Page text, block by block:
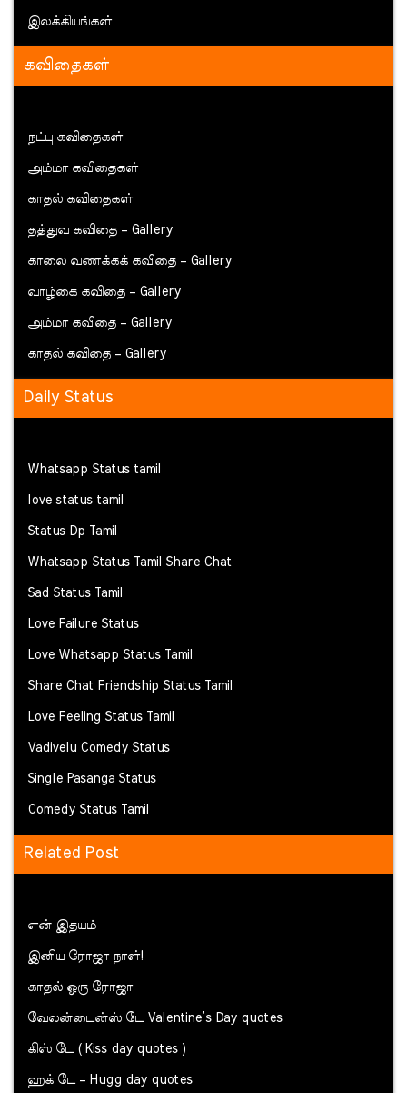
இலக்கியங்கள்
கவிதைகள்
நட்பு கவிதைகள்
அம்மா கவிதைகள்
காதல் கவிதைகள்
தத்துவ கவிதை – Gallery
காலை வணக்கக் கவிதை – Gallery
வாழ்கை கவிதை – Gallery
அம்மா கவிதை – Gallery
காதல் கவிதை – Gallery
Daily Status
Whatsapp Status tamil
love status tamil
Status Dp Tamil
Whatsapp Status Tamil Share Chat
Sad Status Tamil
Love Failure Status
Love Whatsapp Status Tamil
Share Chat Friendship Status Tamil
Love Feeling Status Tamil
Vadivelu Comedy Status
Single Pasanga Status
Comedy Status Tamil
Related Post
என் இதயம்
இனிய ரோஜா நாள்!
காதல் ஒரு ரோஜா
வேலன்டைன்ஸ் டே Valentine’s Day quotes
கிஸ் டே ( Kiss day quotes )
ஹக் டே – Hugg day quotes